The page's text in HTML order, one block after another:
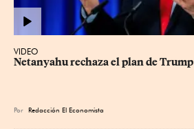
VIDEO
Netanyahu rechaza el plan de Trump
Por Redacción El Economista